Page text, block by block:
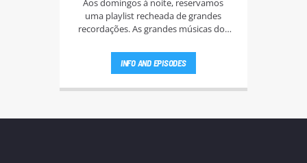
Aos domingos à noite, reservamos
uma playlist recheada de grandes
recordações. As grandes músicas dos
INFO AND EPISODES